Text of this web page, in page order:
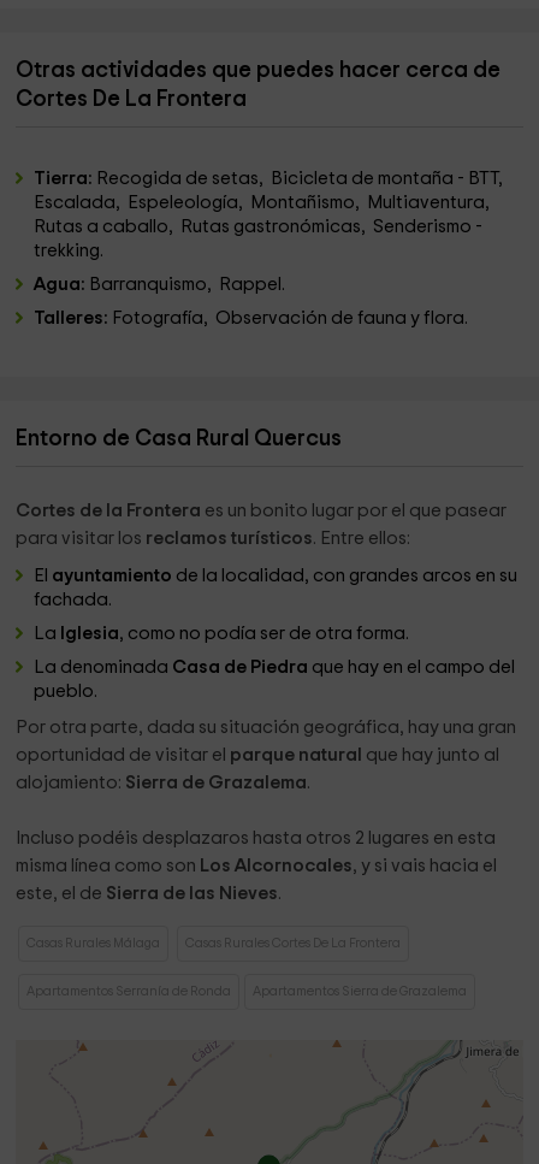
Otras actividades que puedes hacer cerca de
Cortes De La Frontera
Tierra: Recogida de setas, Bicicleta de montaña - BTT,
Escalada, Espeleología, Montañismo, Multiaventura,
Rutas a caballo, Rutas gastronómicas, Senderismo -
trekking.
Agua: Barranquismo, Rappel.
Talleres: Fotografía, Observación de fauna y flora.
Entorno de Casa Rural Quercus
Cortes de la Frontera es un bonito lugar por el que pasear
para visitar los reclamos turísticos. Entre ellos:
El ayuntamiento de la localidad, con grandes arcos en su
fachada.
La Iglesia, como no podía ser de otra forma.
La denominada Casa de Piedra que hay en el campo del
pueblo.
Por otra parte, dada su situación geográfica, hay una gran
oportunidad de visitar el parque natural que hay junto al
alojamiento: Sierra de Grazalema.
Incluso podéis desplazaros hasta otros 2 lugares en esta
misma línea como son Los Alcornocales, y si vais hacia el
este, el de Sierra de las Nieves.
Casas Rurales Málaga Casas Rurales Cortes De La Frontera
Apartamentos Serranía de Ronda Apartamentos Sierra de Grazalema